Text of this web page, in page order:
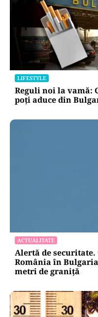
LIFESTYLE
Reguli noi la vamă:
poți aduce din
ACTUALITATE
Alertă de
România în
metri de graniţă